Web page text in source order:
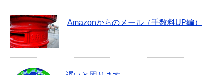
Amazonからのメール（手数料UP編）